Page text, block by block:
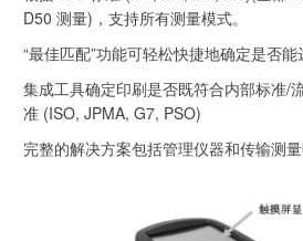
D50 测量)，支持所有测量模式。
“最佳匹配”功能可轻松快捷地确定是否
集成工具确定印刷是否既符合内部标准/
准 (ISO, JPMA, G7, PSO)
完整的解决方案包括管理仪器和传输测